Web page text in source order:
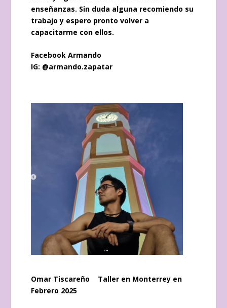
enseñanzas. Sin duda alguna recomiendo su
trabajo y espero pronto volver a
capacitarme con ellos.
Facebook Armando
IG: @armando.zapatar
Omar Tiscareño Taller en Monterrey en
Febrero 2025